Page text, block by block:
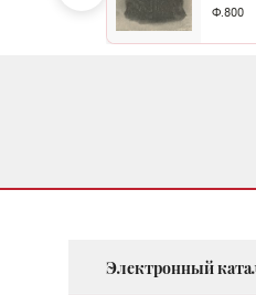
Ф.800
Электронный